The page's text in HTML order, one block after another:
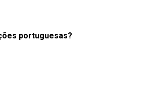
portuguesas?